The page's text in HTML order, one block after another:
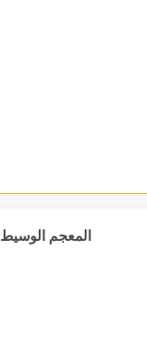
المعجم الوسيط